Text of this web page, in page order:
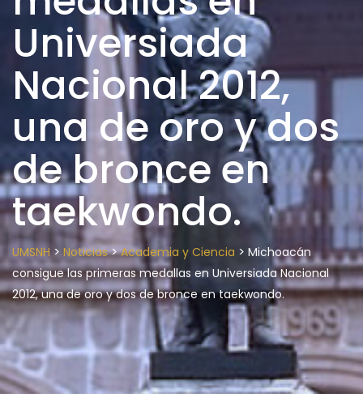
Universiada
Nacional 2012,
una de oro y dos
de bronce en
taekwondo.
UMSNH > Noticias>Academia y Ciencia > Michoacán
consigue las primeras medallas en Universiada Nacional
2012, una de oro y dos de bronce en taekwondo.